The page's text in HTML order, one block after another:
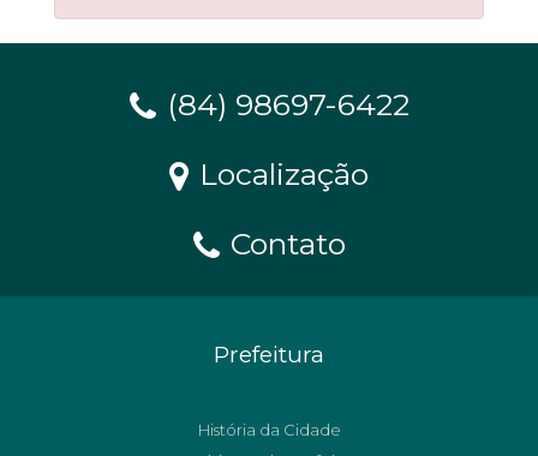
(84) 98697-6422
Localização
Contato
Prefeitura
História da Cidade